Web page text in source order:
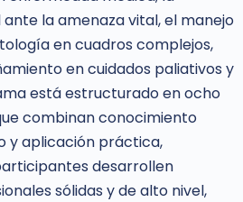
la amenaza vital, el manejo
en cuadros complejos,
en cuidados paliativos y
está estructurado en ocho
combinan conocimiento
y aplicación práctica,
desarrollen
sólidas y de alto nivel,